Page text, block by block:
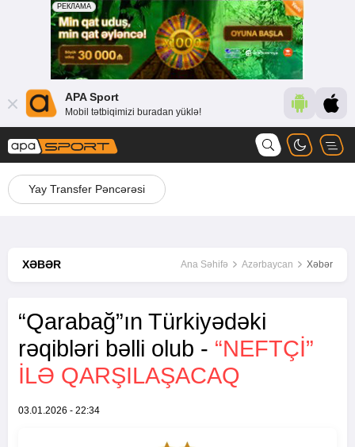
APA Sport
Mobil tətbiqimizi buradan yüklə!
Yay Transfer Pəncərəsi
XƏBƏR Ana Səhifə Azərbaycan Xəbər
“Qarabağ”ın Türkiyədəki
rəqibləri bəlli olub - “NEFTÇİ”
ILƏ QARŞILAŞACAQ
03.01.2026 - 22:34